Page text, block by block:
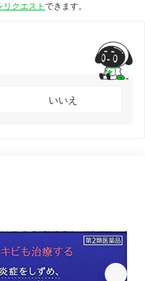
クエスト できます。
いいえ